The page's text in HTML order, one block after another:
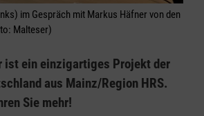
im Gespräch mit Markus Häfner von den
Malteser)
ist ein einzigartiges Projekt der
aus Mainz/Region HRS.
Sie mehr!